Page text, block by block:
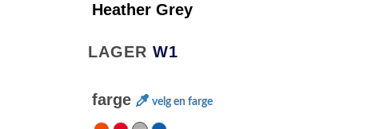
Heather Grey
LAGER W1
farge velg en farge